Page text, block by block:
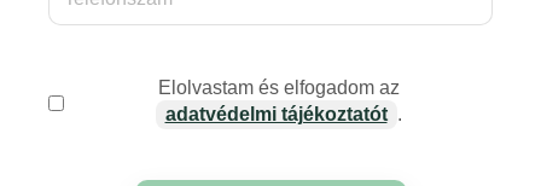
Elolvastam és elfogadom az
adatvédelmi tájékoztatót .